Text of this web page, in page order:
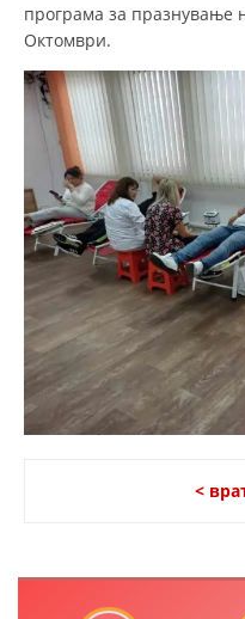
СТРУКТУРА И
ПРОМОЦИЈА
УПОТРЕБА И
СОЦИЈАЛНО
КАКО
ПОДГОТВЕНОСТ И
програма за празнување
Октомври.
<